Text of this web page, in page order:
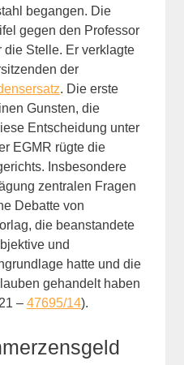
begangen. Die
gegen den Professor
die Stelle. Er verklagte
der
. Die erste
Gunsten, die
Entscheidung unter
EGMR rügte die
Insbesondere
zentralen Fragen
Debatte von
die beanstandete
und
hatte und die
gehandelt haben
– 47695/14).